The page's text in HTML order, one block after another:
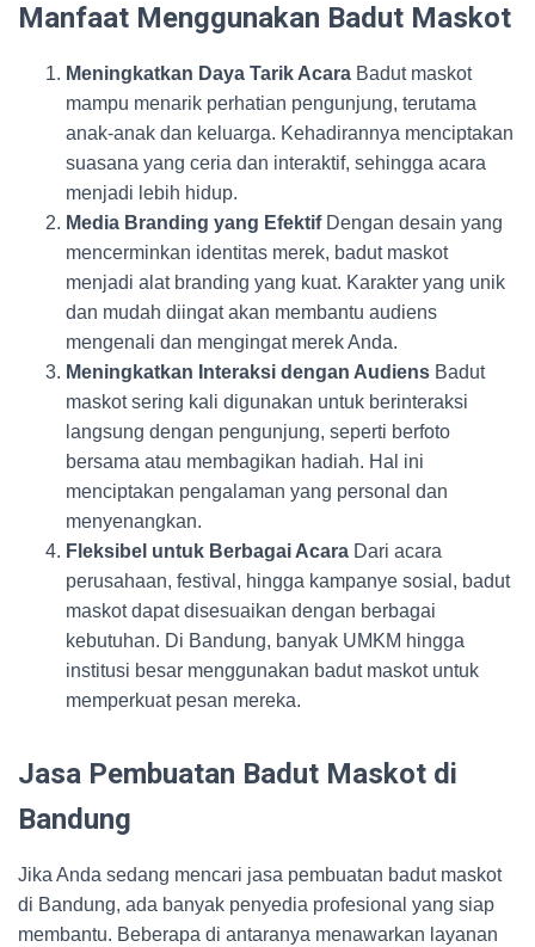
Manfaat Menggunakan Badut Maskot
Meningkatkan Daya Tarik Acara Badut maskot
mampu menarik perhatian pengunjung, terutama
anak-anak dan keluarga. Kehadirannya menciptakan
suasana yang ceria dan interaktif, sehingga acara
menjadi lebih hidup.
Media Branding yang EfektifDengan desain yang
mencerminkan identitas merek, badut maskot
menjadi alat branding yang kuat. Karakter yang unik
dan mudah diingat akan membantu audiens
mengenali dan mengingat merek Anda.
Meningkatkan Interaksi dengan Audiens Badut
maskot sering kali digunakan untuk berinteraksi
langsung dengan pengunjung, seperti berfoto
bersama atau membagikan hadiah. Hal ini
menciptakan pengalaman yang personal dan
menyenangkan.
Fleksibel untuk Berbagai Acara Dari acara
perusahaan, festival, hingga kampanye sosial, badut
maskot dapat disesuaikan dengan berbagai
kebutuhan. Di Bandung, banyak UMKM hingga
institusi besar menggunakan badut maskot untuk
memperkuat pesan mereka.
Jasa Pembuatan Badut Maskot di
Bandung
Jika Anda sedang mencari jasa pembuatan badut maskot
di Bandung, ada banyak penyedia profesional yang siap
membantu. Beberapa di antaranya menawarkan layanan